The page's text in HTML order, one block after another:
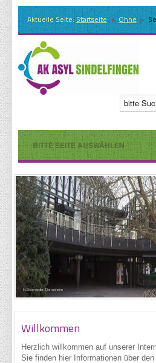
Aktuelle Seite: Startseite Ohne
H. Osterrieder: Darmsheim
Willkommen
Herzlich willkommen auf unserer
Sie finden hier Informationen über